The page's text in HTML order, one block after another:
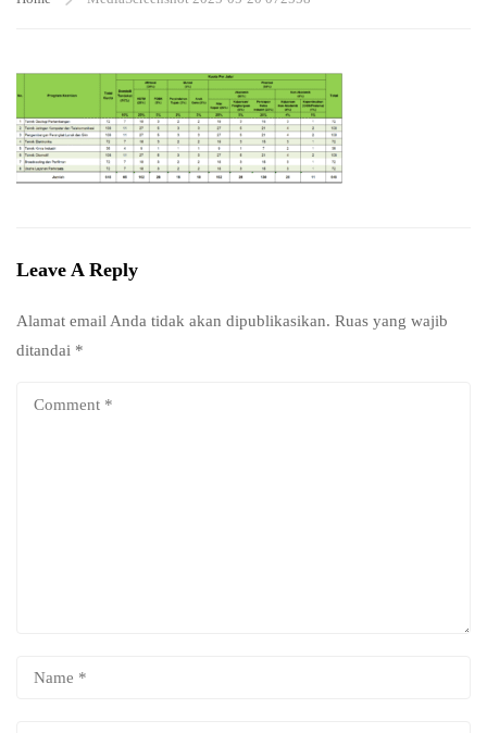
Leave A Reply
Alamat email Anda tidak akan dipublikasikan. Ruas yang wajib
ditandai *